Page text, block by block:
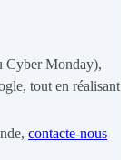
Cyber Monday),
tout en réalisant
contacte-nous